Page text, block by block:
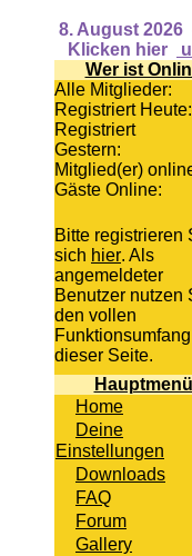
8. August 2026
Klicken hier
Wer ist
Alle Mitglieder:
Registriert Heute:
Registriert
Gestern:
Mitglied(er)
Gäste Online:
Bitte registrieren
sich hier. Als
angemeldeter
Benutzer nutzen
den vollen
Funktionsumfang
dieser Seite.
Hauptmenü
Home
Deine
Einstellungen
Downloads
FAQ
Forum
Gallery